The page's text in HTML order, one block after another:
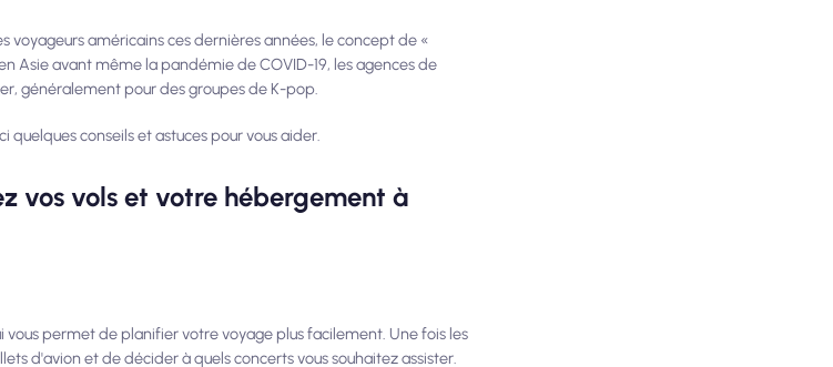
voyageurs américains ces dernières années, le concept de «
Asie avant même la pandémie de COVID-19, les agences de
généralement pour des groupes de K-pop.
conseils et astuces pour vous aider.
vos vols et votre hébergement à
permet de planifier votre voyage plus facilement. Une fois les
d'avion et de décider à quels concerts vous souhaitez assister.